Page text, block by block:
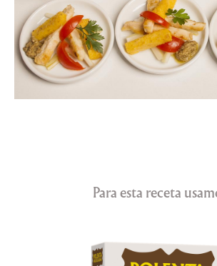
Para esta receta